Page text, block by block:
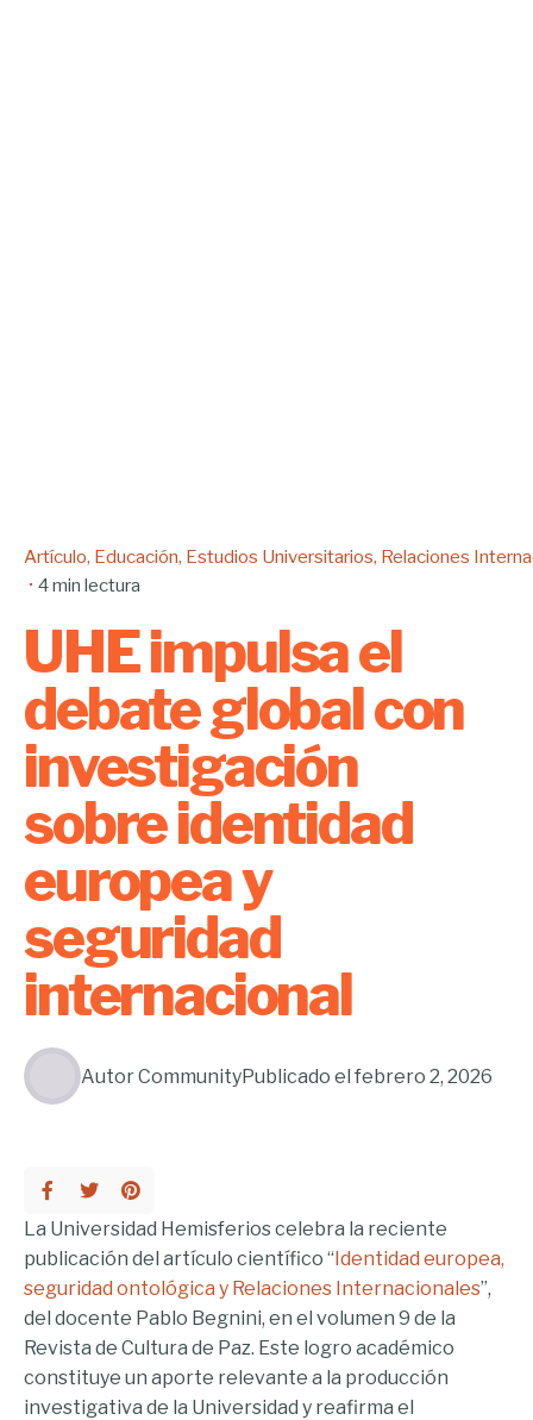
Artículo Educación Estudios Universitarios Relaciones
4 min lectura
UHE impulsa el
debate global con
investigación
sobre identidad
europea y
seguridad
internacional
AutorCommunityPublicado el febrero 2, 2026
La Universidad Hemisferios celebra la reciente
publicación del artículo científico “Identidad europea,
seguridad ontológica y Relaciones Internacionales”,
del docente Pablo Begnini, en el volumen 9 de la
Revista de Cultura de Paz. Este logro académico
constituye un aporte relevante a la producción
investigativa de la Universidad y reafirma el